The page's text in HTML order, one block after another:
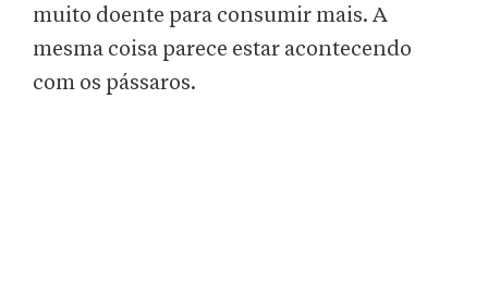
muito doente para consumir mais. A
mesma coisa parece estar acontecendo
com os pássaros.